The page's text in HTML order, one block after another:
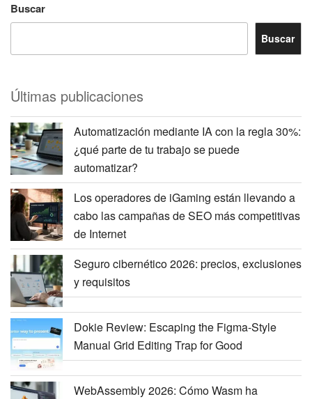
Buscar
Buscar
Últimas publicaciones
Automatización mediante IA con la regla 30%:
¿qué parte de tu trabajo se puede
automatizar?
Los operadores de iGaming están llevando a
cabo las campañas de SEO más competitivas
de Internet
Seguro cibernético 2026: precios, exclusiones
y requisitos
Dokie Review: Escaping the Figma-Style
Manual Grid Editing Trap for Good
WebAssembly 2026: Cómo Wasm ha